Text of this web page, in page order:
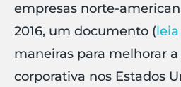
empresas norte-
2016, um documento (
maneiras para melhorar
corporativa nos Estados